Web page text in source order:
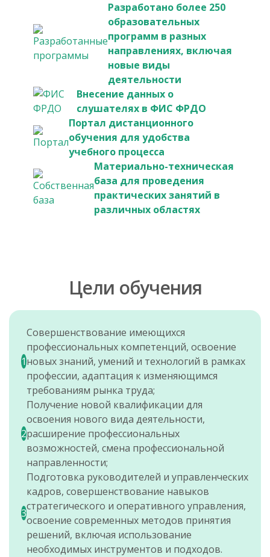
Разработано более 250
образовательных
программ в разных
направлениях, включая
новые виды
деятельности
Внесение данных о
слушателях в ФИС ФРДО
Портал дистанционного
обучения для удобства
учебного процесса
Материально-техническая
база для проведения
практических занятий в
различных областях
Цели обучения
1
Совершенствование имеющихся
профессиональных компетенций, освоение
новых знаний, умений и технологий в рамках
профессии, адаптация к изменяющимся
требованиям рынка труда;
2
Получение новой квалификации для
освоения нового вида деятельности,
расширение профессиональных
возможностей, смена профессиональной
направленности;
3
Подготовка руководителей и управленческих
кадров, совершенствование навыков
стратегического и оперативного управления,
освоение современных методов принятия
решений, включая использование
необходимых инструментов и подходов.